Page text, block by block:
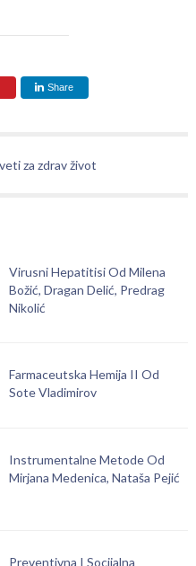
Share
za zdrav život
Virusni Hepatitisi Od Milena
Božić, Dragan Delić, Predrag
Nikolić
Farmaceutska Hemija II Od
Sote Vladimirov
Instrumentalne Metode Od
Mirjana Medenica, Nataša Pejić
Preventivna I Socijalna